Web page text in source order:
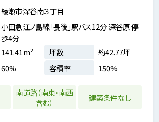
綾瀬市深谷南３丁目
小田急江ノ島線「長後」駅バス12分 深谷原 停
歩4分
141.41m² 坪数
約42.77坪
60% 容積率 150%
南道路（南東・南西
含む）
建築条件なし